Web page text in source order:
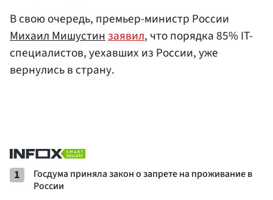
В свою очередь, премьер-министр России
Михаил Мишустинзаявил, что порядка 85% IT-
специалистов, уехавших из России, уже
вернулись в страну.
1
Госдума приняла закон о запрете на проживание в
России